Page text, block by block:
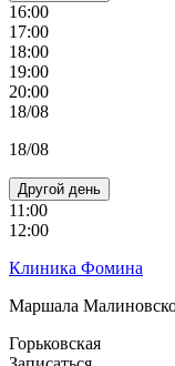
16:00
17:00
18:00
19:00
20:00
18/08
18/08
Другой день
11:00
12:00
Клиника Фомина
Маршала
Горьковская